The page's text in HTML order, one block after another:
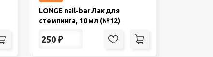
LONGE nail-bar Лак для
стемпинга, 10 мл (№12)
250 ₽